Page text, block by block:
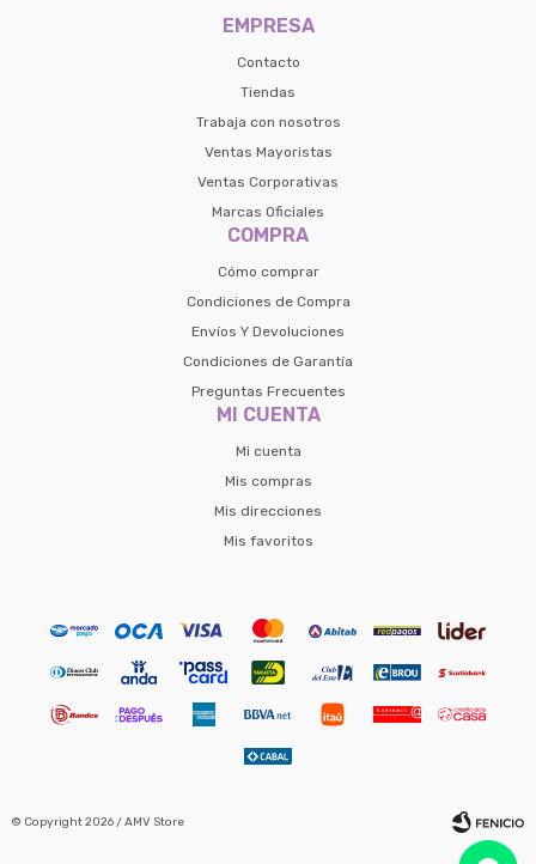
EMPRESA
Contacto
Tiendas
Trabaja con nosotros
Ventas Mayoristas
Ventas Corporativas
Marcas Oficiales
COMPRA
Cómo comprar
Condiciones de Compra
Envíos Y Devoluciones
Condiciones de Garantía
Preguntas Frecuentes
MI CUENTA
Mi cuenta
Mis compras
Mis direcciones
Mis favoritos
© Copyright 2026 / AMV Store